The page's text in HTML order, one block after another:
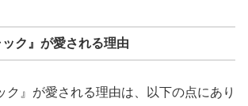
ック』が愛される理由
ク』が愛される理由は、以下の点にあり